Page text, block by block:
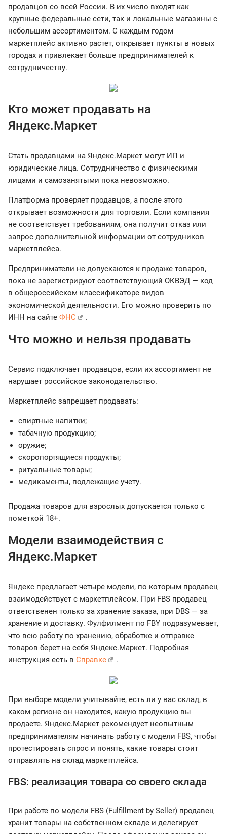
продавцов со всей России. В их число входят как
крупные федеральные сети, так и локальные магазины с
небольшим ассортиментом. С каждым годом
маркетплейс активно растет, открывает пункты в новых
городах и привлекает больше предпринимателей к
сотрудничеству.
Кто может продавать на
Яндекс.Маркет
Стать продавцами на Яндекс.Маркет могут ИП и
юридические лица. Сотрудничество с физическими
лицами и самозанятыми пока невозможно.
Платформа проверяет продавцов, а после этого
открывает возможности для торговли. Если компания
не соответствует требованиям, она получит отказ или
запрос дополнительной информации от сотрудников
маркетплейса.
Предприниматели не допускаются к продаже товаров,
пока не зарегистрируют соответствующий ОКВЭД — код
в общероссийском классификаторе видов
экономической деятельности. Его можно проверить по
ИНН на сайте ФНС .
Что можно и нельзя продавать
Сервис подключает продавцов, если их ассортимент не
нарушает российское законодательство.
Маркетплейс запрещает продавать:
спиртные напитки;
табачную продукцию;
оружие;
скоропортящиеся продукты;
ритуальные товары;
медикаменты, подлежащие учету.
Продажа товаров для взрослых допускается только с
пометкой 18+.
Модели взаимодействия с
Яндекс.Маркет
Яндекс предлагает четыре модели, по которым продавец
взаимодействует с маркетплейсом. При FBS продавец
ответственен только за хранение заказа, при DBS — за
хранение и доставку. Фулфилмент по FBY подразумевает,
что всю работу по хранению, обработке и отправке
товаров берет на себя Яндекс.Маркет. Подробная
инструкция есть в Справке .
При выборе модели учитывайте, есть ли у вас склад, в
каком регионе он находится, какую продукцию вы
продаете. Яндекс.Маркет рекомендует неопытным
предпринимателям начинать работу с модели FBS, чтобы
протестировать спрос и понять, какие товары стоит
отправлять на склад маркетплейса.
FBS: реализация товара со своего склада
При работе по модели FBS (Fulfillment by Seller) продавец
хранит товары на собственном складе и делегирует